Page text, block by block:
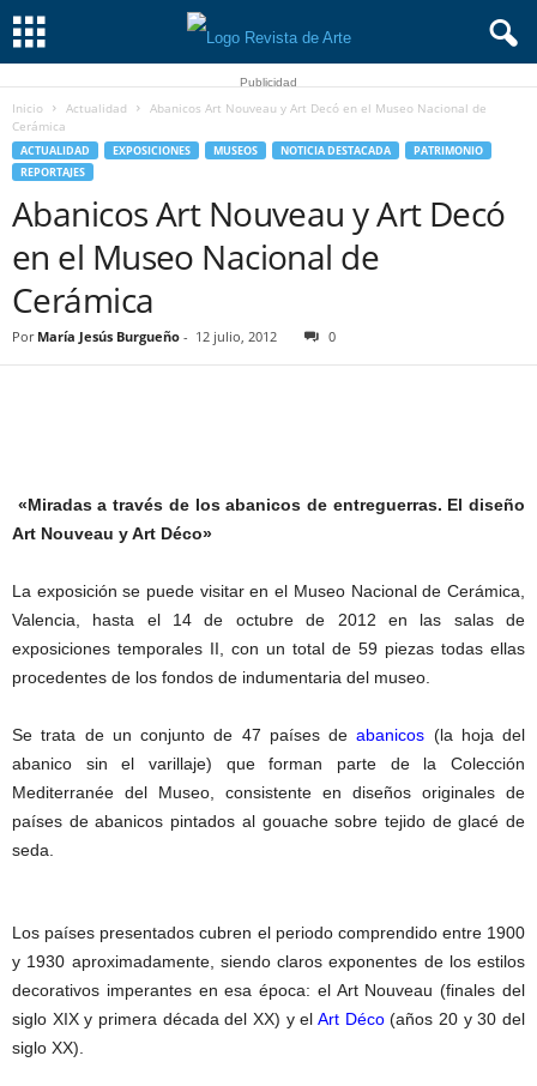
Publicidad
Inicio Actualidad
Abanicos Art Nouveau y Art Decó en el Museo Nacional de
Cerámica
ACTUALIDAD EXPOSICIONES MUSEOS NOTICIA DESTACADA
PATRIMONIO
REPORTAJES
Abanicos Art Nouveau y Art Decó
en el Museo Nacional de
Cerámica
Por María Jesús Burgueño - 12 julio, 2012 0
«Miradas a través de los abanicos de entreguerras. El diseño
Art Nouveau y Art Déco»
La exposición se puede visitar en el Museo Nacional de Cerámica,
Valencia, hasta el 14 de octubre de 2012 en las salas de
exposiciones temporales II, con un total de 59 piezas todas ellas
procedentes de los fondos de indumentaria del museo.
Se trata de un conjunto de 47 países deabanicos (la hoja del
abanico sin el varillaje) que forman parte de la Colección
Mediterranée del Museo, consistente en diseños originales de
países de abanicos pintados al gouache sobre tejido de glacé de
seda.
Los países presentados cubren el periodo comprendido entre 1900
y 1930 aproximadamente, siendo claros exponentes de los estilos
decorativos imperantes en esa época: el Art Nouveau (finales del
siglo XIX y primera década del XX) y el Art Déco(años 20 y 30 del
siglo XX).